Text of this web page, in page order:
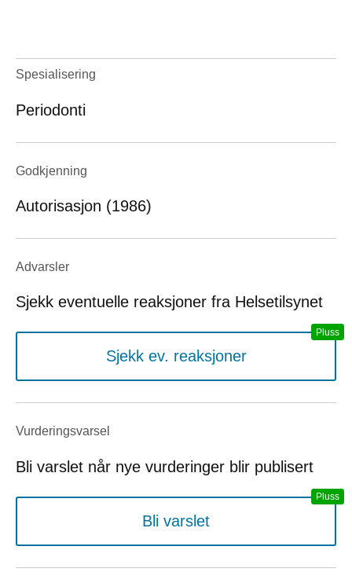
Spesialisering
Periodonti
Godkjenning
Autorisasjon (1986)
Advarsler
Sjekk eventuelle reaksjoner fra Helsetilsynet
Sjekk ev. reaksjoner
Vurderings­varsel
Bli varslet når nye vurderinger blir publisert
Bli varslet